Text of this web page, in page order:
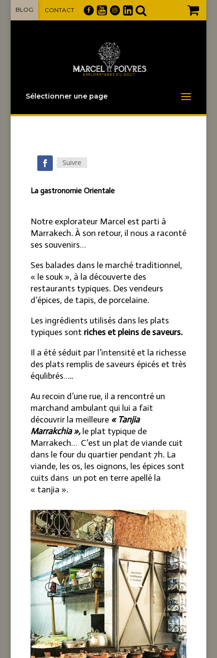
BLOG CONTACT
Sélectionner une page
Suivre
La gastronomie Orientale
Notre explorateur Marcel est parti à
Marrakech. À son retour, il nous a raconté
ses souvenirs…
Ses balades dans le marché traditionnel,
« le souk », à la découverte des
restaurants typiques. Des vendeurs
d’épices, de tapis, de porcelaine.
Les ingrédients utilisés dans les plats
typiques sont riches et pleins de saveurs.
Il a été séduit par l’intensité et la richesse
des plats remplis de saveurs épicés et très
équlibrés…..
Au recoin d’une rue, il a rencontré un
marchand ambulant qui lui a fait
découvrir la meilleure« Tanjia
Marrakchia »,le plat typique de
Marrakech… C’est un plat de viande cuit
dans le four du quartier pendant 7h. La
viande, les os, les oignons, les épices sont
cuits dans un pot en terre apellé la
« tanjia ».